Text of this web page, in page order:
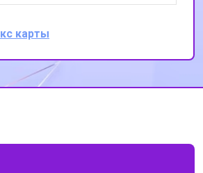
Теперь моя кофемашина
Я очень довольна
и
сотрудников. Спасибо
карты